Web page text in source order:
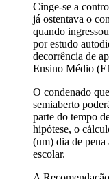
Cinge-se a
já ostentava o
quando
por estudo
decorrência de
Ensino Médio
O condenado
semiaberto
parte do tempo
hipótese, o
(um) dia de pena
escolar.